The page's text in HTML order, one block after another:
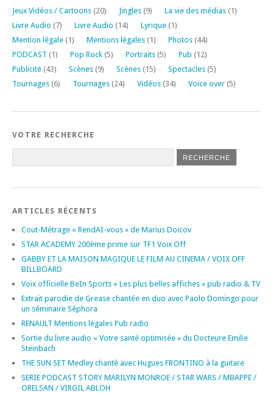
Jeux Vidéos / Cartoons (20) Jingles (9) La vie des médias (1)
Livre Audio (7) Livre Audio (14) Lyrique (1)
Mention légale (1) Mentions légales (1) Photos (44)
PODCAST (1) Pop Rock (5) Portraits (5) Pub (12)
Publicité (43) Scènes (9) Scènes (15) Spectacles (5)
Tournages (6) Tournages (24) Vidéos (34) Voice over (5)
VOTRE RECHERCHE
ARTICLES RÉCENTS
Cout-Métrage « RendAI-vous » de Marius Doicov
STAR ACADEMY 200ème prime sur TF1 Voix Off
GABBY ET LA MAISON MAGIQUE LE FILM AU CINEMA / VOIX OFF
BILLBOARD
Voix officielle BeIn Sports « Les plus belles affiches » pub radio & TV
Extrait parodie de Grease chantée en duo avec Paolo Domingo pour
un séminaire Séphora
RENAULT Mentions légales Pub radio
Sortie du livre audio « Votre santé optimisée » du Docteure Emilie
Steinbach
THE SUN SET Medley chanté avec Hugues FRONTINO à la guitare
SERIE PODCAST STORY MARILYN MONROE / STAR WARS / MBAPPE /
ORELSAN / VIRGIL ABLOH